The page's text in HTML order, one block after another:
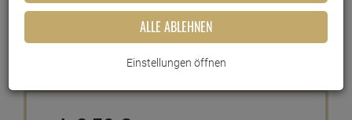
Artikel-Nummer:10011420
ALLE ABLEHNEN
Einstellungen öffnen